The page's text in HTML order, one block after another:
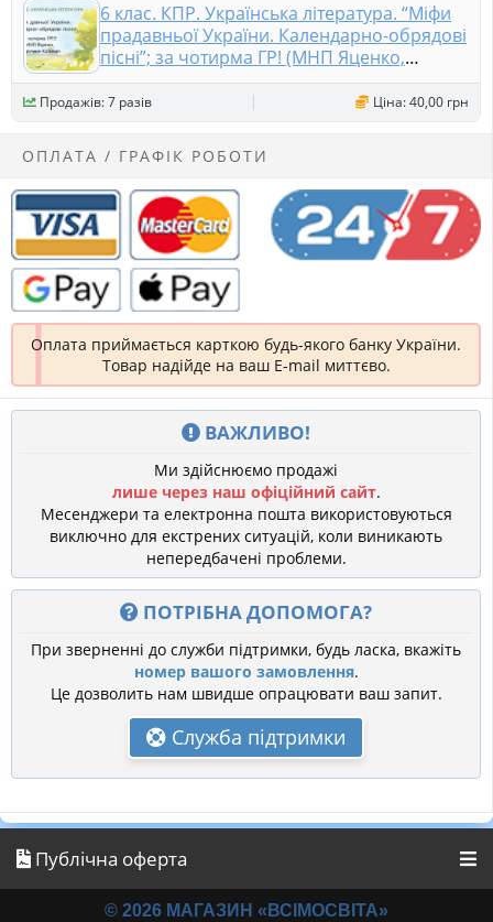
6 клас. КПР. Українська література. “Міфи
прадавньої України. Календарно-обрядові
пісні”; за чотирма ГР! (МНП Яценко,
підручник Калинич)
Продажів: 7 разів Ціна: 40,00 грн
ОПЛАТА / ГРАФІК РОБОТИ
Оплата приймається карткою будь-якого банку України.
Товар надійде на ваш E-mail миттєво.
ВАЖЛИВО!
Ми здійснюємо продажі
лише через наш офіційний сайт.
Месенджери та електронна пошта використовуються
виключно для екстрених ситуацій, коли виникають
непередбачені проблеми.
ПОТРІБНА ДОПОМОГА?
При зверненні до служби підтримки, будь ласка, вкажіть
номер вашого замовлення.
Це дозволить нам швидше опрацювати ваш запит.
Служба підтримки
Публічна оферта
© 2026 МАГАЗИН «ВСІМОСВІТА»